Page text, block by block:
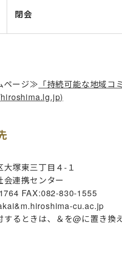
閉会
ページ≫ 「持続可能な地域
塚東三丁目４-１
連携センター
FAX:082-830-1555
cu.ac.jp
するときは、＆を@に置き換